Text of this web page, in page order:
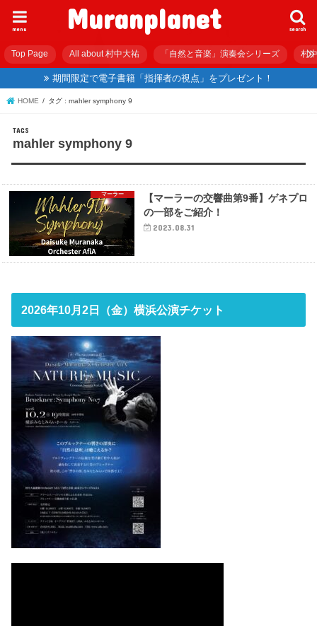
Muranplanet search
menu
Top Page All about 村中大祐 「自然と音楽」演奏会シリーズ 村
期間限定で電子書籍「指揮者の視点」をプレゼント！
HOME タグ : mahler symphony 9
mahler symphony 9
マーラー
【マーラーの交響曲第9番】ゲネプロ
の一部をご紹介！
2023.08.31
2026年10月2日（金）横浜公演チケット